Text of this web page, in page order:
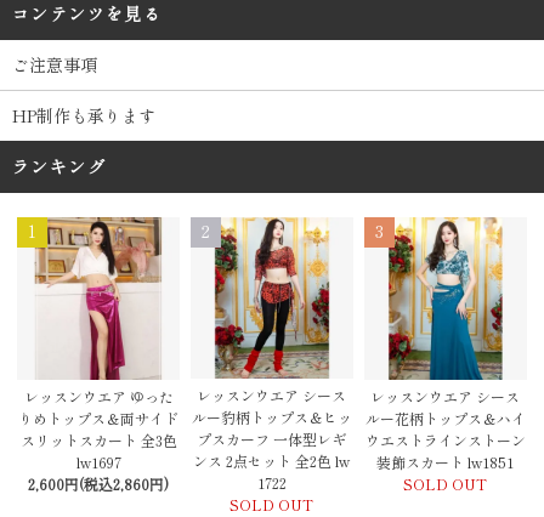
コンテンツを見る
ご注意事項
HP制作も承ります
ランキング
1
レッスンウエア ゆった
りめトップス＆両サイド
スリットスカート 全3色
lw1697
2,600円(税込2,860円)
2
レッスンウエア シース
ルー豹柄トップス＆ヒッ
プスカーフ 一体型レギ
ンス 2点セット 全2色 lw
1722
SOLD OUT
3
レッスンウエア シース
ルー花柄トップス＆ハイ
ウエストラインストーン
装飾スカート lw1851
SOLD OUT